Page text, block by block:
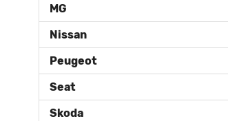
MG
Nissan
Peugeot
Seat
Skoda